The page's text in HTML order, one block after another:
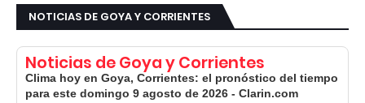
NOTICIAS DE GOYA Y CORRIENTES
Noticias de Goya y Corrientes
Clima hoy en Goya, Corrientes: el pronóstico del tiempo
para este domingo 9 agosto de 2026 - Clarin.com